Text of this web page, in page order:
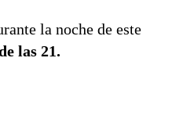
la noche de este
las 21.